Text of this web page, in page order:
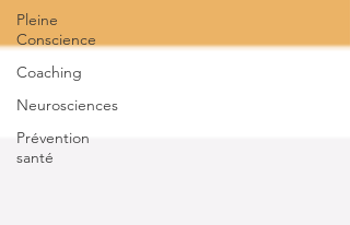
Pleine
Conscience
Coaching
Neurosciences
Prévention
santé